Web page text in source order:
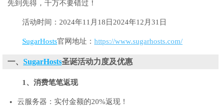
先到先得，千万不要错过！
活动时间：2024年11月18日2024年12月31日
SugarHosts官网地址： https://www.sugarhosts.com/
一、 SugarHosts圣诞活动力度及优惠
1、消费笔笔返现
云服务器：实付金额的20%返现！